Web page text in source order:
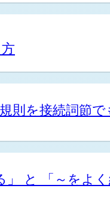
則を接続詞節
」 と 「～をよ